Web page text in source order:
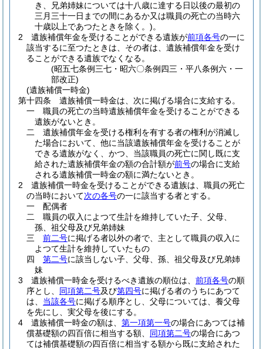
き、兄弟姉妹については十八歳に達する日以後の最初の
三月三十一日までの間にあるか又は職員の死亡の当時六
十歳以上であつたときを除く。)。
2
遺族補償年金を受けることができる遺族が前項各号の一に
該当するに至つたときは、その者は、遺族補償年金を受け
ることができる遺族でなくなる。
(昭五七条例三七・昭六〇条例四三・平八条例六・一
部改正)
(遺族補償一時金)
第十四条
遺族補償一時金は、次に掲げる場合に支給する。
一
職員の死亡の当時遺族補償年金を受けることができる
遺族がないとき。
二
遺族補償年金を受ける権利を有する者の権利が消滅し
た場合において、他に当該遺族補償年金を受けることが
できる遺族がなく、かつ、当該職員の死亡に関し既に支
給された遺族補償年金の額の合計額が前号の場合に支給
される遺族補償一時金の額に満たないとき。
2
遺族補償一時金を受けることができる遺族は、職員の死亡
の当時において次の各号の一に該当する者とする。
一
配偶者
二
職員の収入によつて生計を維持していた子、父母、
孫、祖父母及び兄弟姉妹
三
前二号に掲げる者以外の者で、主として職員の収入に
よつて生計を維持していたもの
四
第二号に該当しない子、父母、孫、祖父母及び兄弟姉
妹
3
遺族補償一時金を受けるべき遺族の順位は、 前項各号の順
序とし、 同項第二号及び第四号に掲げる者のうちにあつて
は、 当該各号に掲げる順序とし、父母については、養父母
を先にし、実父母を後にする。
4
遺族補償一時金の額は、 第一項第一号の場合にあつては補
償基礎額の四百倍に相当する額、 同項第二号の場合にあつ
ては補償基礎額の四百倍に相当する額から既に支給された